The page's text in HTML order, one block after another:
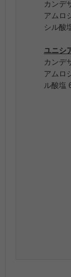
カンデ
アムロ
シル酸
ユニシ
カンデ
アムロ
ル酸塩